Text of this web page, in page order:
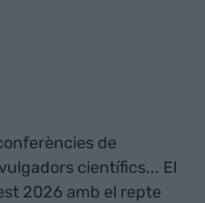
de
científics... El
2026 amb el repte